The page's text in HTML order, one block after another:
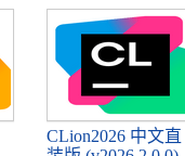
CLion2026 中文直